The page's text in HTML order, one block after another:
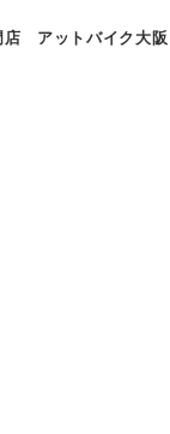
店 アットバイク大阪